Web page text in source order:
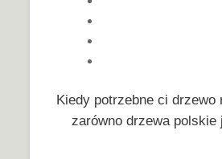
Kiedy potrzebne ci
zarówno drzewa